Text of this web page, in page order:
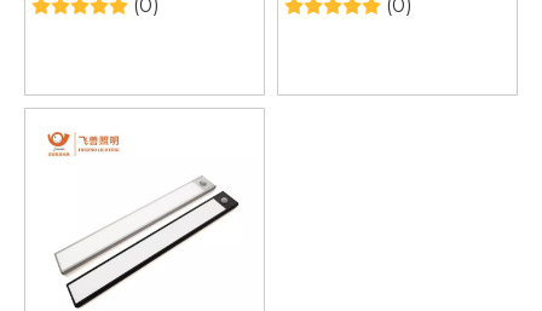
освещение Шкаф под
(0) (0)